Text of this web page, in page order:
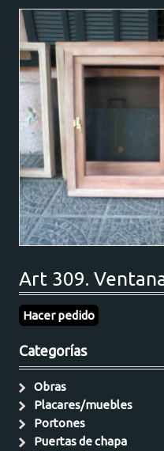
Art 309.
Hacer pedido
Categorías
Obras
Placares/muebles
Portones
Puertas de chapa